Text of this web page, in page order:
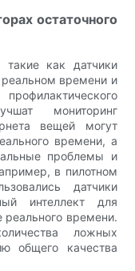
остаточного
такие как датчики
времени и
мониторинг
вещей могут
времени, а
проблемы и
в пилотном
датчики
интеллект для
времени.
ложных
общего качества